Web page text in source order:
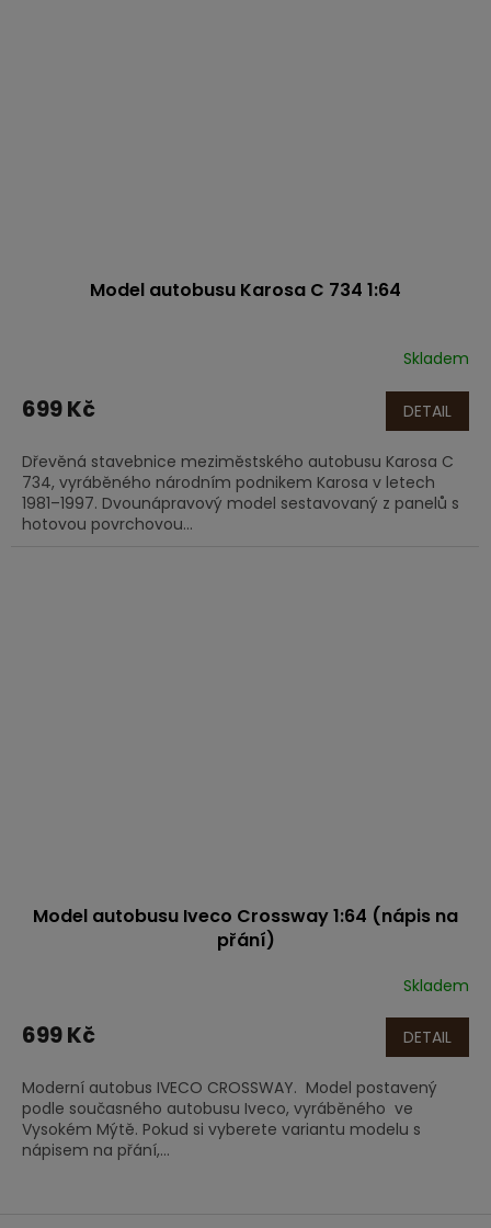
Model autobusu Karosa C 734 1:64
Skladem
699 Kč DETAIL
Dřevěná stavebnice meziměstského autobusu Karosa C
734, vyráběného národním podnikem Karosa v letech
1981–1997. Dvounápravový model sestavovaný z panelů s
hotovou povrchovou...
Model autobusu Iveco Crossway 1:64 (nápis na
přání)
Skladem
699 Kč DETAIL
Moderní autobus IVECO CROSSWAY. Model postavený
podle současného autobusu Iveco, vyráběného ve
Vysokém Mýtě. Pokud si vyberete variantu modelu s
nápisem na přání,...